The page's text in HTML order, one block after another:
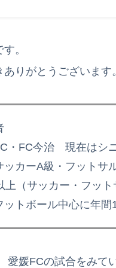
。
ありがとうございます
・FC今治 現在はシ
カーA級・フットサ
（サッカー・フット
トボール中心に年間
媛FCの試合をみて